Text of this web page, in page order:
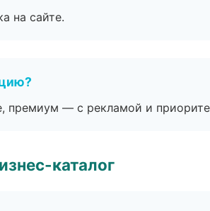
на сайте.
премиум — с рекламой и
каталог